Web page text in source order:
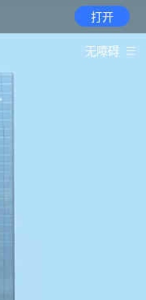
打开
无障碍